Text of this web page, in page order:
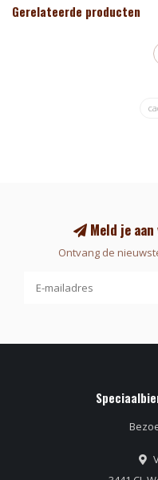
Gerelateerde producten
Meld je
Ontvang de